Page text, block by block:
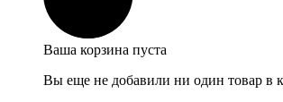
Ваша корзина пуста
Вы еще не добавили ни один товар в